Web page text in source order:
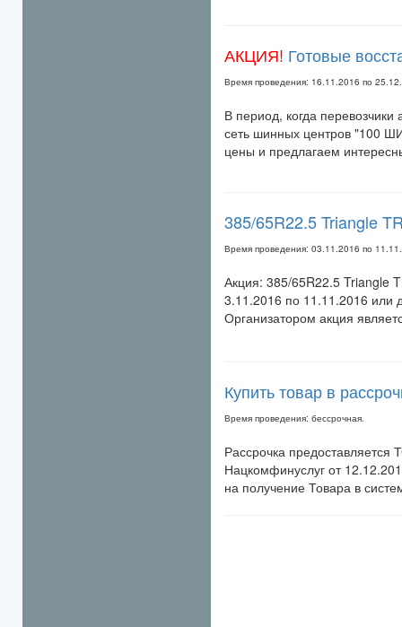
АКЦИЯ! Готовые
Время проведения: 16.11.2016 по
В период, когда
сеть шинных центров "100
цены и предлагаем
385/65R22.5 Triangle
Время проведения: 03.11.2016 по
Акция: 385/65R22.5 Triangle
3.11.2016 по 11.11.2016 или
Организатором акция
Купить товар в
Время проведения: бессрочная.
Рассрочка предоставляется
Нацкомфинуслуг от
на получение Товара в